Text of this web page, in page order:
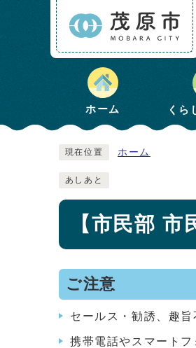
ホーム くら
現在位置 ホーム
あしあと
【市民部
ご注意
セールス・勧誘、趣
携帯電話やスマート